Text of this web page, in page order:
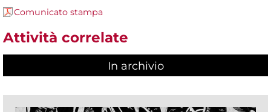
Comunicato stampa
Attività correlate
In archivio